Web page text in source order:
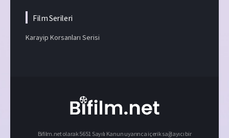
Film Serileri
Karayip Korsanları Serisi
Bifilm.net olarak 5651 Sayılı Kanun uyarınca içerik sağlayıcı bir